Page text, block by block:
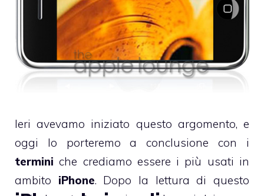
Ieri avevamo iniziato questo argomento, e
oggi lo porteremo a conclusione con i
termini che crediamo essere i più usati in
ambito iPhone. Dopo la lettura di questo